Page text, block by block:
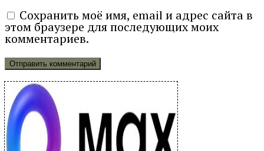
Сохранить моё имя, email и адрес сайта в
этом браузере для последующих моих
комментариев.